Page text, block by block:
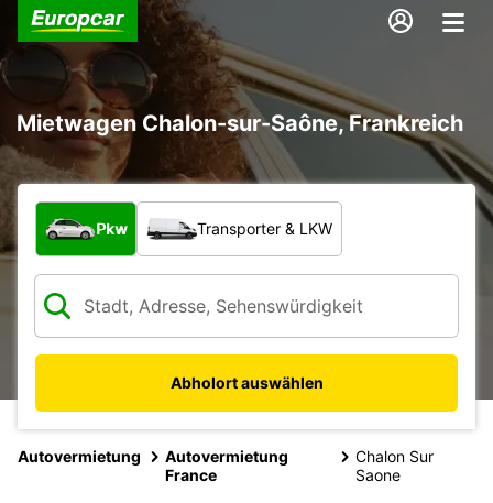
Mietwagen Chalon-sur-Saône, Frankreich
Welche Art von Fahrzeug?
Pkw Transporter & LKW
Abholort auswählen
Autovermietung
Autovermietung
France
Chalon Sur
Saone